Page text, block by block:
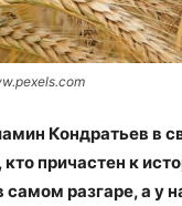
Кондратьев в
причастен к
разгаре, а у